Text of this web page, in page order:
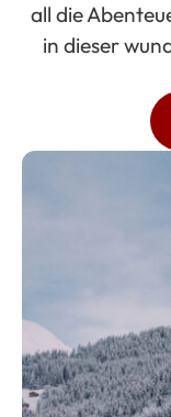
all die
in dieser